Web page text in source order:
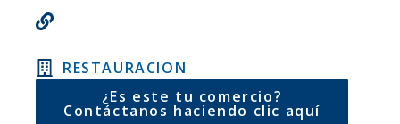
RESTAURACION
¿Es este tu comercio?
Contáctanos haciendo clic aquí